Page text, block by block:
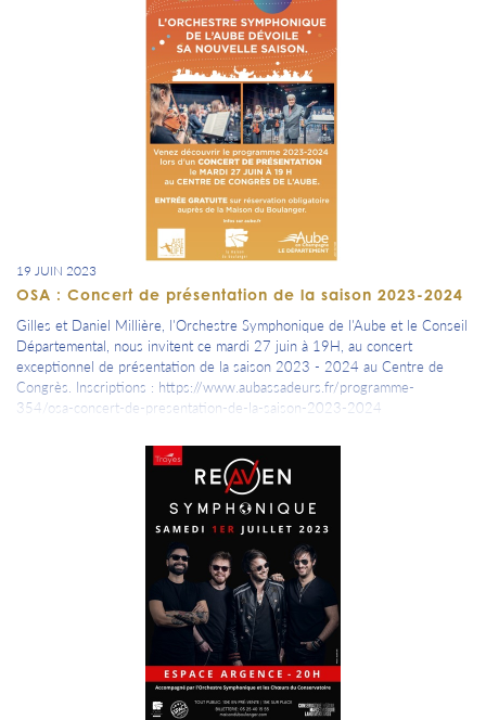
19 JUIN 2023
OSA : Concert de présentation de la saison 2023-2024
Gilles et Daniel Millière, l'Orchestre Symphonique de l'Aube et le Conseil
Départemental, nous invitent ce mardi 27 juin à 19H, au concert
exceptionnel de présentation de la saison 2023 - 2024 au Centre de
Congrès. Inscriptions : https://www.aubassadeurs.fr/programme-
354/osa-concert-de-presentation-de-la-saison-2023-2024